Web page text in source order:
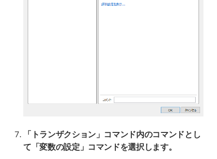
「トランザクション」コマンド内のコマンドとし
て「変数の設定」コマンドを選択します。